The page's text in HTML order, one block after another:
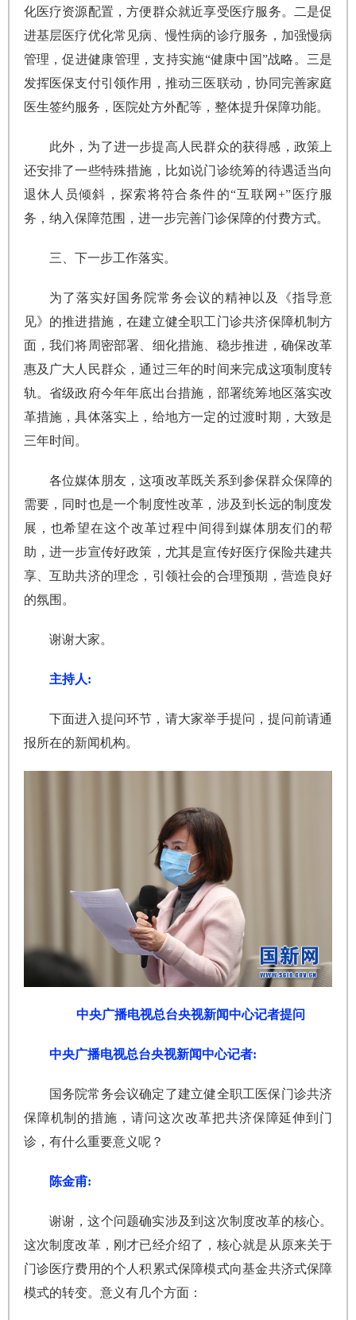
化医疗资源配置，方便群众就近享受医疗服务。二是促
进基层医疗优化常见病、慢性病的诊疗服务，加强慢病
管理，促进健康管理，支持实施“健康中国”战略。三是
发挥医保支付引领作用，推动三医联动，协同完善家庭
医生签约服务，医院处方外配等，整体提升保障功能。
此外，为了进一步提高人民群众的获得感，政策上
还安排了一些特殊措施，比如说门诊统筹的待遇适当向
退休人员倾斜，探索将符合条件的“互联网+”医疗服
务，纳入保障范围，进一步完善门诊保障的付费方式。
三、下一步工作落实。
为了落实好国务院常务会议的精神以及《指导意
见》的推进措施，在建立健全职工门诊共济保障机制方
面，我们将周密部署、细化措施、稳步推进，确保改革
惠及广大人民群众，通过三年的时间来完成这项制度转
轨。省级政府今年年底出台措施，部署统筹地区落实改
革措施，具体落实上，给地方一定的过渡时期，大致是
三年时间。
各位媒体朋友，这项改革既关系到参保群众保障的
需要，同时也是一个制度性改革，涉及到长远的制度发
展，也希望在这个改革过程中间得到媒体朋友们的帮
助，进一步宣传好政策，尤其是宣传好医疗保险共建共
享、互助共济的理念，引领社会的合理预期，营造良好
的氛围。
谢谢大家。
主持人:
下面进入提问环节，请大家举手提问，提问前请通
报所在的新闻机构。
中央广播电视总台央视新闻中心记者提问
中央广播电视总台央视新闻中心记者:
国务院常务会议确定了建立健全职工医保门诊共济
保障机制的措施，请问这次改革把共济保障延伸到门
诊，有什么重要意义呢？
陈金甫:
谢谢，这个问题确实涉及到这次制度改革的核心。
这次制度改革，刚才已经介绍了，核心就是从原来关于
门诊医疗费用的个人积累式保障模式向基金共济式保障
模式的转变。意义有几个方面：